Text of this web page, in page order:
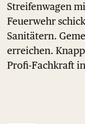
Streifenwagen
Feuerwehr
Sanitätern.
erreichen.
Profi-Fachkraft